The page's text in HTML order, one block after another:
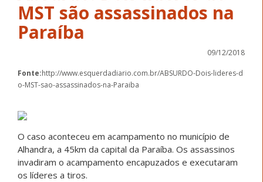
MST são assassinados na
Paraíba
09/12/2018
Fonte:http://www.esquerdadiario.com.br/ABSURDO-Dois-lideres-d
o-MST-sao-assassinados-na-Paraiba
O caso aconteceu em acampamento no município de
Alhandra, a 45km da capital da Paraíba. Os assassinos
invadiram o acampamento encapuzados e executaram
os líderes a tiros.